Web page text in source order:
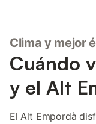
Clima y mejor
Cuándo
y el Alt
El Alt Empordà